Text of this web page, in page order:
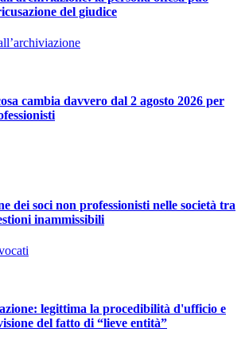
del giudice
cambia davvero dal 2 agosto 2026 per
dei soci non professionisti nelle società tra
inammissibili
legittima la procedibilità d'ufficio e
del fatto di “lieve entità”